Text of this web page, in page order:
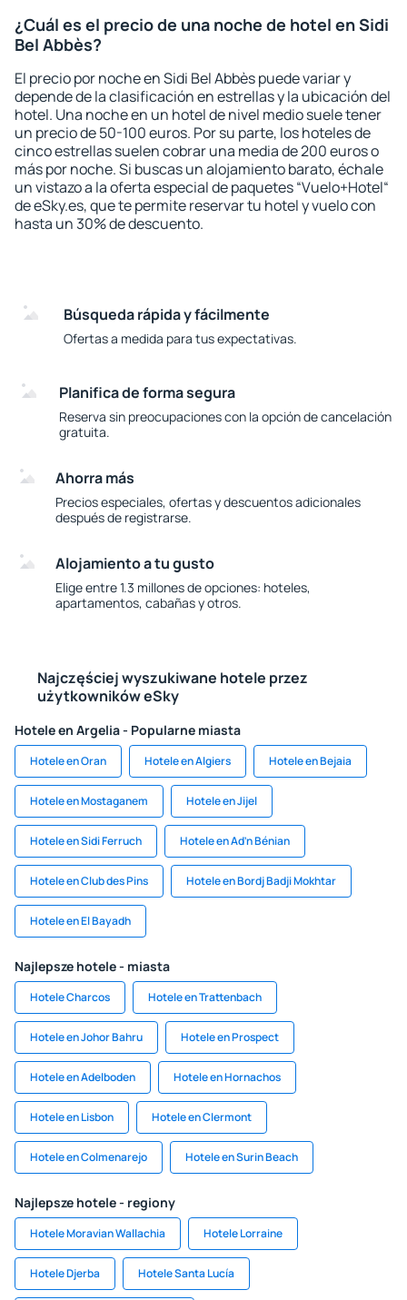
¿Cuál es el precio de una noche de hotel en Sidi
Bel Abbès?
El precio por noche en Sidi Bel Abbès puede variar y
depende de la clasificación en estrellas y la ubicación del
hotel. Una noche en un hotel de nivel medio suele tener
un precio de 50-100 euros. Por su parte, los hoteles de
cinco estrellas suelen cobrar una media de 200 euros o
más por noche. Si buscas un alojamiento barato, échale
un vistazo a la oferta especial de paquetes “Vuelo+Hotel“
de eSky.es, que te permite reservar tu hotel y vuelo con
hasta un 30% de descuento.
Búsqueda rápida y fácilmente
Ofertas a medida para tus expectativas.
Planifica de forma segura
Reserva sin preocupaciones con la opción de cancelación
gratuita.
Ahorra más
Precios especiales, ofertas y descuentos adicionales
después de registrarse.
Alojamiento a tu gusto
Elige entre 1.3 millones de opciones: hoteles,
apartamentos, cabañas y otros.
Najczęściej wyszukiwane hotele przez
użytkowników eSky
Hotele en Argelia - Popularne miasta
Hotele en Oran Hotele en Algiers Hotele en Bejaia
Hotele en Mostaganem Hotele en Jijel
Hotele en Sidi Ferruch Hotele en Aďn Bénian
Hotele en Club des Pins Hotele en Bordj Badji Mokhtar
Hotele en El Bayadh
Najlepsze hotele - miasta
Hotele Charcos Hotele en Trattenbach
Hotele en Johor Bahru Hotele en Prospect
Hotele en Adelboden Hotele en Hornachos
Hotele en Lisbon Hotele en Clermont
Hotele en Colmenarejo Hotele en Surin Beach
Najlepsze hotele - regiony
Hotele Moravian Wallachia Hotele Lorraine
Hotele Djerba Hotele Santa Lucía